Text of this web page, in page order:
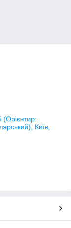
(Орієнтир:
Київ,